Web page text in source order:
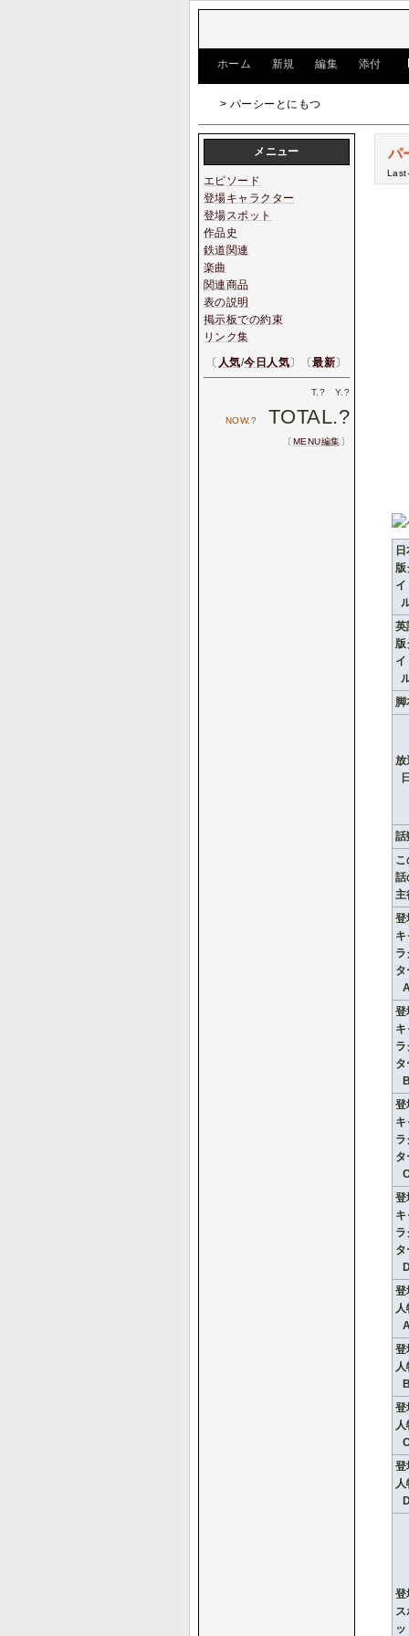
ホーム 新規 編集 添付
> パーシーとにもつ
パ
英
放
話
話
主
登
登
登
登
登
登
登
登
登
メニュー
エピソード
登場キャラクター
登場スポット
作品史
鉄道関連
楽曲
関連商品
表の説明
掲示板での約束
リンク集
〔 人気/今日人気〕〔最新〕
T. ? Y. ?
NOW.? TOTAL.?
〔MENU編集〕